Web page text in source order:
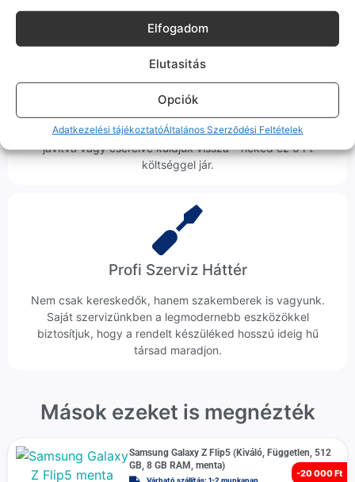
Elfogadom
Elutasitás
Opciók
Adatkezelési tájékoztatóÁltalános Szerződési Feltételek
Ingyenes Futár & Szerviz
Ha messze laksz, mi megyünk a készülékért. Garanciális
probléma esetén küldjük a futárt, bevizsgáljuk a telefont, és
javítva vagy cserélve küldjük vissza – neked ez 0 Ft
költséggel jár.
Profi Szerviz Háttér
Nem csak kereskedők, hanem szakemberek is vagyunk.
Saját szervizünkben a legmodernebb eszközökkel
biztosítjuk, hogy a rendelt készüléked hosszú ideig hű
társad maradjon.
Mások ezeket is megnézték
-20 000 Ft
Samsung Galaxy Z Flip5 (Kiváló, Független, 512
GB, 8 GB RAM, menta)
Várható szállítás: 1-2 munkanap